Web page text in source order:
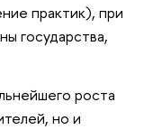
практик), при
государства,
роста
но и